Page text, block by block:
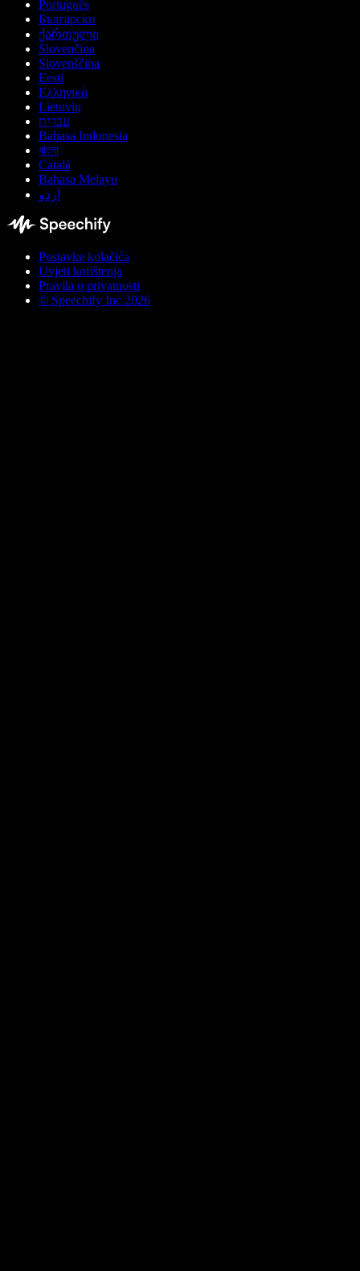
Português
Български
ქართული
Slovenčina
Slovenščina
Eesti
Ελληνικά
Lietuvių
עברית
Bahasa Indonesia
বাংলা
Català
Bahasa Melayu
اردو
Postavke kolačića
Uvjeti korištenja
Pravila o privatnosti
© Speechify Inc 2026